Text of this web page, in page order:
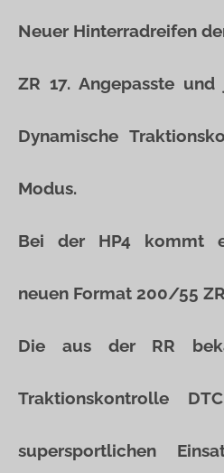
Neuer Hinterradreifen
ZR 17. Angepasste
Dynamische
Modus.
Bei der HP4 kommt
neuen Format 200/55
Die aus der RR
Traktionskontrolle
supersportlichen